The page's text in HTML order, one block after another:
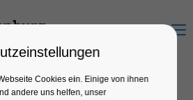
Menu
Cookies ein. Einige von ihnen
andere uns helfen, unser